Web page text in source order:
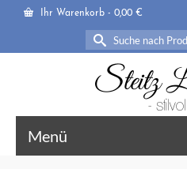
Ihr Warenkorb - 0,00 €
Suche
nach:
Menü